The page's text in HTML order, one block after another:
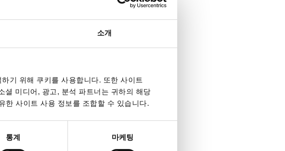
소개
기 위해 쿠키를 사용합니다. 또한 사이트
셜 미디어, 광고, 분석 파트너는 귀하의 해당
한 사이트 사용 정보를 조합할 수 있습니다.
통계 마케팅